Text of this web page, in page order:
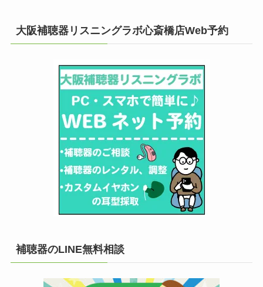
大阪補聴器リスニングラボ心斎橋店Web予約
補聴器のLINE無料相談